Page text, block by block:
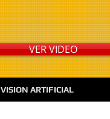
VER VIDEO
VISION ARTIFICIAL